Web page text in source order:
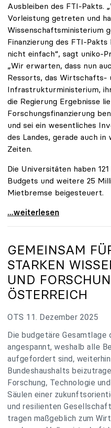
Ausbleiben des FTI-Pakts.
Vorleistung getreten und
Wissenschaftsministerium
Finanzierung des FTI-
nicht einfach“, sagt uniko-
„Wir erwarten, dass nun
Ressorts, das Wirtschafts-
Infrastrukturministerium,
die Regierung Ergebnisse
Forschungsfinanzierung
und sei ein wesentliches
des Landes, gerade auch
Zeiten.
Die Universitäten haben
Budgets und weitere 25
Mietbremse beigesteuert.
„Verzögerung
...weiterlesen
GEMEINSAM
STARKEN
UND
ÖSTERREICH
OTS 11. Dezember 2025
Die budgetäre Gesamtlage
angespannt, weshalb alle
aufgefordert sind,
Bundeshaushalts
Forschung, Technologie
Säulen einer
und resilienten
tragen maßgeblich zum